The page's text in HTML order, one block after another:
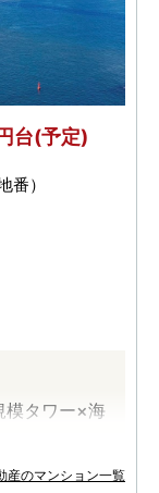
台(予定)
番）
模タワー×海
を含む 3 駅
産のマンション一覧